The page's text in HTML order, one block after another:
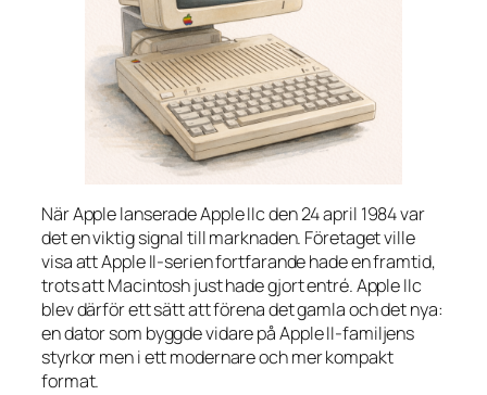
När Apple lanserade Apple IIc den 24 april 1984 var
det en viktig signal till marknaden. Företaget ville
visa att Apple II-serien fortfarande hade en framtid,
trots att Macintosh just hade gjort entré. Apple IIc
blev därför ett sätt att förena det gamla och det nya:
en dator som byggde vidare på Apple II-familjens
styrkor men i ett modernare och mer kompakt
format.